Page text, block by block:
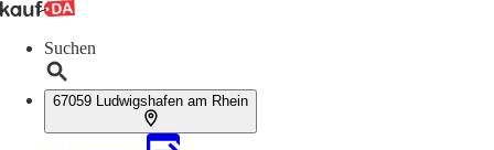
Suchen
67059 Ludwigshafen am Rhein